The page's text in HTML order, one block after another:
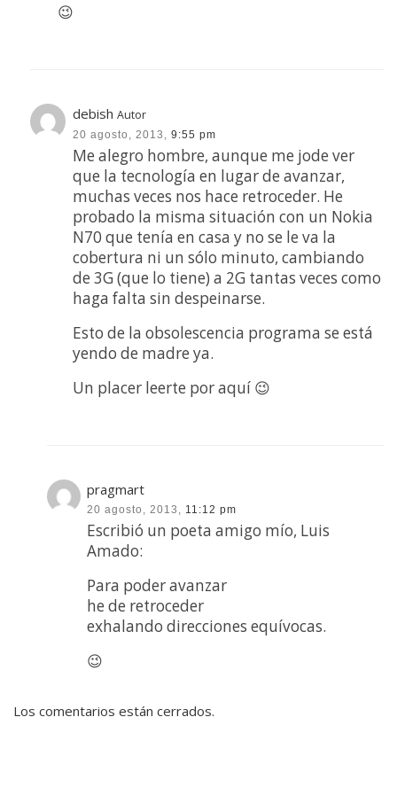
😉
debish Autor
20 agosto, 2013, 9:55 pm
Me alegro hombre, aunque me jode ver
que la tecnología en lugar de avanzar,
muchas veces nos hace retroceder. He
probado la misma situación con un Nokia
N70 que tenía en casa y no se le va la
cobertura ni un sólo minuto, cambiando
de 3G (que lo tiene) a 2G tantas veces como
haga falta sin despeinarse.
Esto de la obsolescencia programa se está
yendo de madre ya.
Un placer leerte por aquí 😉
pragmart
20 agosto, 2013, 11:12 pm
Escribió un poeta amigo mío, Luis
Amado:
Para poder avanzar
he de retroceder
exhalando direcciones equívocas.
😉
Los comentarios están cerrados.